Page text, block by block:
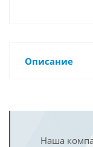
Описание
Наша